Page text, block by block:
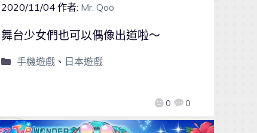
2020/11/04 作者: Mr. Qoo
0 0
舞台少女們也可以偶像出道啦～
手機遊戲、 日本遊戲